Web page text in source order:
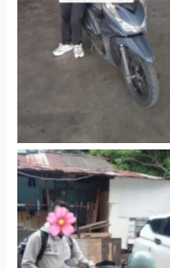
Gedung Parkir P6A